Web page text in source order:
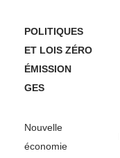
POLITIQUES
ET LOIS ZÉRO
ÉMISSION
GES
Nouvelle
économie